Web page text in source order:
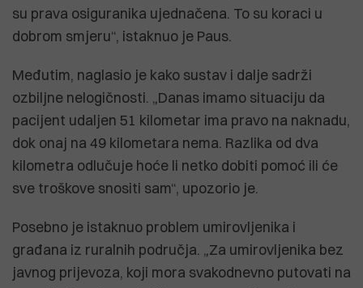
su prava osiguranika ujednačena. To su koraci u
dobrom smjeru“, istaknuo je Paus.
Međutim, naglasio je kako sustav i dalje sadrži
ozbiljne nelogičnosti. „Danas imamo situaciju da
pacijent udaljen 51 kilometar ima pravo na naknadu,
dok onaj na 49 kilometara nema. Razlika od dva
kilometra odlučuje hoće li netko dobiti pomoć ili će
sve troškove snositi sam“, upozorio je.
Posebno je istaknuo problem umirovljenika i
građana iz ruralnih područja. „Za umirovljenika bez
javnog prijevoza, koji mora svakodnevno putovati na